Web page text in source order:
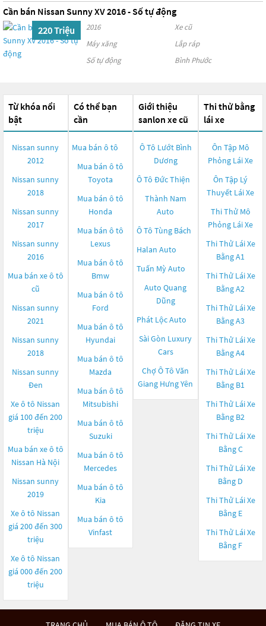
Cần bán Nissan Sunny XV 2016 - Số tự động
220 Triệu
2016
Xe cũ
Máy xăng
Lắp ráp
Số tự động
Bình Phước
Từ khóa nổi
bật
Nissan sunny
2012
Nissan sunny
2018
Nissan sunny
2017
Nissan sunny
2016
Mua bán xe ô tô
cũ
Nissan sunny
2021
Nissan sunny
2018
Nissan sunny
Đen
Xe ô tô Nissan
giá 100 đến 200
triệu
Mua bán xe ô tô
Nissan Hà Nội
Nissan sunny
2019
Xe ô tô Nissan
giá 200 đến 300
triệu
Xe ô tô Nissan
giá 000 đến 200
triệu
Có thể bạn
cần
Mua bán ô tô
Mua bán ô tô
Toyota
Mua bán ô tô
Honda
Mua bán ô tô
Lexus
Mua bán ô tô
Bmw
Mua bán ô tô
Ford
Mua bán ô tô
Hyundai
Mua bán ô tô
Mazda
Mua bán ô tô
Mitsubishi
Mua bán ô tô
Suzuki
Mua bán ô tô
Mercedes
Mua bán ô tô
Kia
Mua bán ô tô
Vinfast
Giới thiệu
sanlon xe cũ
Ô Tô Lướt Bình
Dương
Ô Tô Đức Thiện
Thành Nam
Auto
Ô Tô Tùng Bách
Halan Auto
Tuấn Mỳ Auto
Auto Quang
Dũng
Phát Lộc Auto
Sài Gòn Luxury
Cars
Chợ Ô Tô Văn
Giang Hưng Yên
Thi thử bằng
lái xe
Ôn Tập Mô
Phỏng Lái Xe
Ôn Tập Lý
Thuyết Lái Xe
Thi Thử Mô
Phỏng Lái Xe
Thi Thử Lái Xe
Bằng A1
Thi Thử Lái Xe
Bằng A2
Thi Thử Lái Xe
Bằng A3
Thi Thử Lái Xe
Bằng A4
Thi Thử Lái Xe
Bằng B1
Thi Thử Lái Xe
Bằng B2
Thi Thử Lái Xe
Bằng C
Thi Thử Lái Xe
Bằng D
Thi Thử Lái Xe
Bằng E
Thi Thử Lái Xe
Bằng F